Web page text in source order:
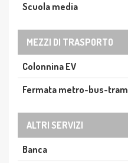
Scuola media
MEZZI DI TRASPORTO
Colonnina EV
Fermata metro-bus-tram
ALTRI SERVIZI
Banca